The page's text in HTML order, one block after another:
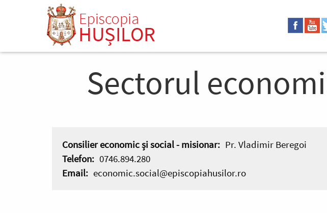
Sectorul
Consilier economic și social - misionar: Pr. Vladimir Beregoi
Telefon: 0746.894.280
Email: economic.social@episcopiahusilor.ro